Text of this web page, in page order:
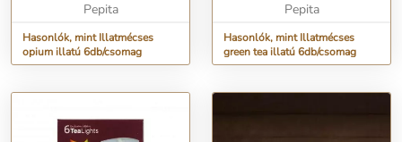
Pepita
Hasonlók, mint Illatmécses
opium illatú 6db/csomag
Pepita
Hasonlók, mint Illatmécses
green tea illatú 6db/csomag